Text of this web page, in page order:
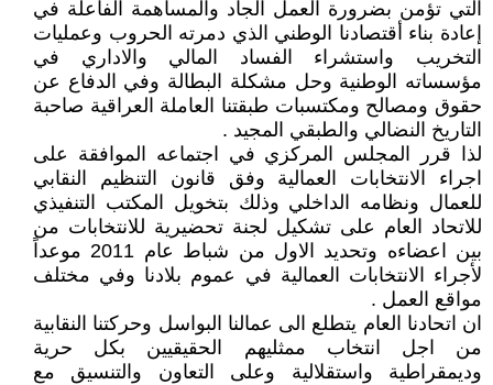
التي تؤمن بضرورة العمل الجاد والمساهمة الفاعلة في
إعادة بناء أقتصادنا الوطني الذي دمرته الحروب وعمليات
التخريب واستشراء الفساد المالي والاداري في
مؤسساته الوطنية وحل مشكلة البطالة وفي الدفاع عن
حقوق ومصالح ومكتسبات طبقتنا العاملة العراقية صاحبة
التاريخ النضالي والطبقي المجيد .
لذا قرر المجلس المركزي في اجتماعه الموافقة على
اجراء الانتخابات العمالية وفق قانون التنظيم النقابي
للعمال ونظامه الداخلي وذلك بتخويل المكتب التنفيذي
للاتحاد العام على تشكيل لجنة تحضيرية للانتخابات من
بين اعضاءه وتحديد الاول من شباط عام 2011 موعداً
لأجراء الانتخابات العمالية في عموم بلادنا وفي مختلف
مواقع العمل .
ان اتحادنا العام يتطلع الى عمالنا البواسل وحركتنا النقابية
من اجل انتخاب ممثليهم الحقيقيين بكل حرية
وديمقراطية واستقلالية وعلى التعاون والتنسيق مع